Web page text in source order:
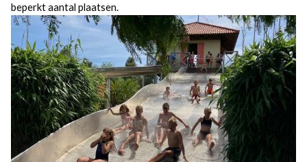
beperkt aantal plaatsen.